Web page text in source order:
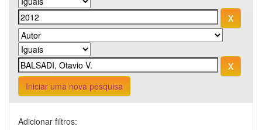
Iniciar uma nova pesquisa
Adicionar filtros: